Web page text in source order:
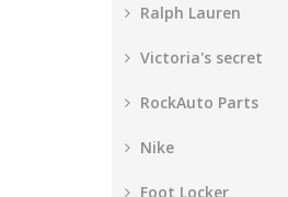
Ralph Lauren
Victoria's secret
RockAuto Parts
Nike
Foot Locker